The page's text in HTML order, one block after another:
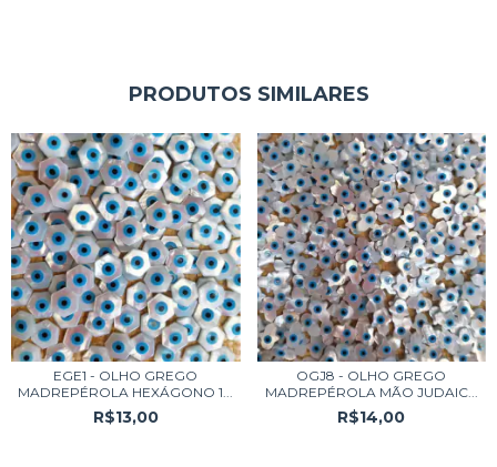
PRODUTOS SIMILARES
EGE1 - OLHO GREGO
MADREPÉROLA HEXÁGONO 1...
R$13,00
OGJ8 - OLHO GREGO
MADREPÉROLA MÃO JUDAIC...
R$14,00